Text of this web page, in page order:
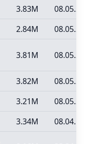
3.83M
08.05.25
2.84M
08.05.25
3.81M 08.05.25
3.82M
08.05.25
3.21M
08.05.25
3.34M
08.04.12